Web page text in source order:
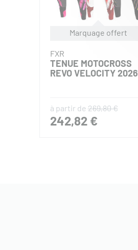
Marquage offert
FXR
TENUE MOTOCROSS
REVO VELOCITY 2026
à partir de 269,80 €
242,82 €